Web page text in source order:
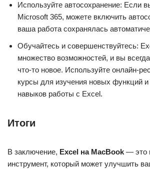
Используйте автосохранение: Если
Microsoft 365, можете включить
ваша работа сохранялась
Обучайтесь и совершенствуйтесь:
множество возможностей, и вы
что-то новое. Используйте онлайн-
курсы для изучения новых функций
навыков работы с Excel.
Итоги
В заключение, Excel на MacBook — это
инструмент, который может улучшить